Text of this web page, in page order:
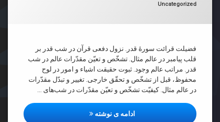
دسته بندی ها:
Uncategorized
فضیلت قرائت سورۀ قدر. نزول دفعی قرآن در شب قدر بر
قلب پیامبر در عالم مثال. تشخّص و تعیّن مقدّرات عالم در شب
قدر. مراتب عالم وجود. ثبوت حقیقت اشیاء و امور در لوح
محفوظ، قبل از تشخّص و تحقّق خارجی. تغییر و تبدّل مقدّرات
در عالم مثال. کیفیّت تشخّص و تعیّن مقدّرات در شب‌های …
ادامه ی نوشتهشب قدر